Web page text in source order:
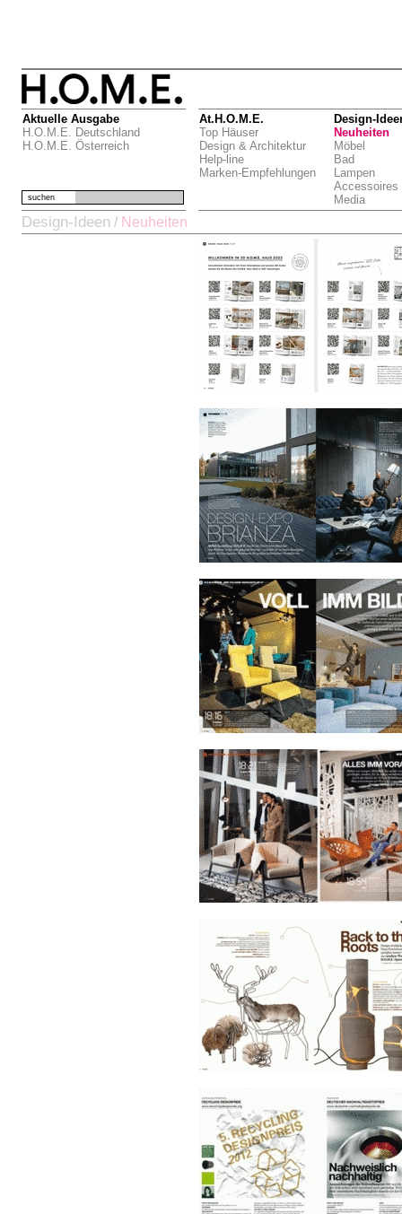
Aktuelle Ausgabe
H.O.M.E. Deutschland
H.O.M.E. Österreich
At.H.O.M.E.
Top Häuser
Design & Architektur
Help-line
Marken-Empfehlungen
Design-
Neuheiten
Möbel
Bad
Lampen
Accessoires
Media
suchen
Design-Ideen / Neuheiten